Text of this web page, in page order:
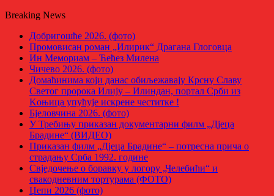
Breaking News
Добригошће 2026. (фото)
Промовисан роман „Илирик“ Драгана Глоговца
Ин Мемориам – Ћећез Милена
Чичево 2026. (фото)
Домаћинима који данас обиљежавају Крсну Славу
Светог пророка Илију – Илиндан, портал Срби из
Kоњица упућује искрене честитке !
Бјеловчина 2026. (фото)
У Требињу приказан документарни филм „Дјеца
Брадине“ (ВИДЕО)
Приказан филм „Дјеца Брадине“ – потресна прича о
страдању Срба 1992. године
Свједочење о боравку у логору „Челебићи“ и
свакодневним тортурама (ФОТО)
Џепи 2026 (фото)